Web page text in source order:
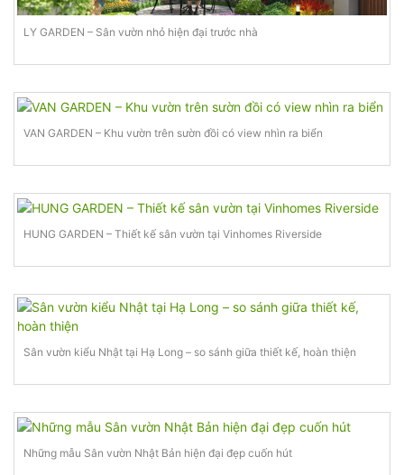
LY GARDEN – Sân vườn nhỏ hiện đại trước nhà
VAN GARDEN – Khu vườn trên sườn đồi có view nhìn ra biển
HUNG GARDEN – Thiết kế sân vườn tại Vinhomes Riverside
Sân vườn kiểu Nhật tại Hạ Long – so sánh giữa thiết kế, hoàn thiện
Những mẫu Sân vườn Nhật Bản hiện đại đẹp cuốn hút